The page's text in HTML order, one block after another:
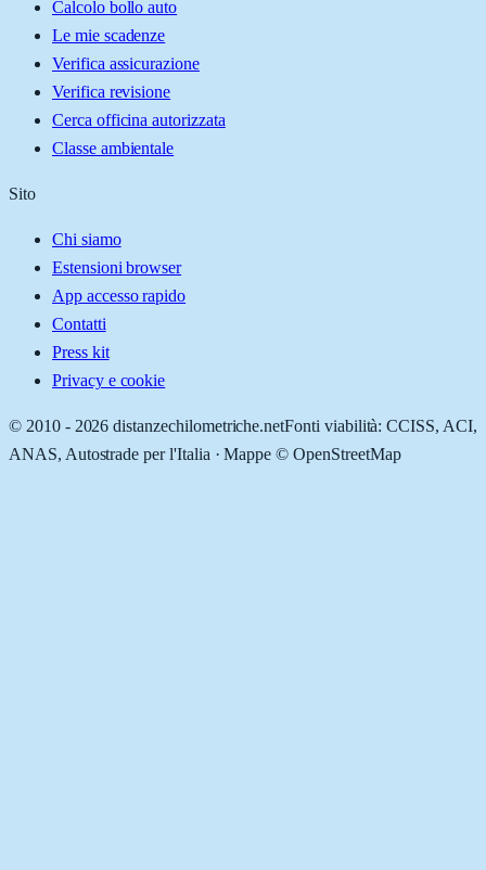
Calcolo bollo auto
Le mie scadenze
Verifica assicurazione
Verifica revisione
Cerca officina autorizzata
Classe ambientale
Sito
Chi siamo
Estensioni browser
App accesso rapido
Contatti
Press kit
Privacy e cookie
© 2010 - 2026 distanzechilometriche.netFonti viabilità: CCISS, ACI,
ANAS, Autostrade per l'Italia · Mappe © OpenStreetMap